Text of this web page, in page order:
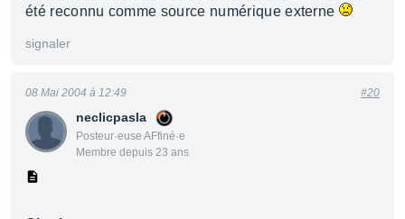
été reconnu comme source numérique externe
signaler
neclicpasla
Posteur·euse AFfiné·e
Membre depuis 23 ans
08 Mai 2004 à 12:49 #20